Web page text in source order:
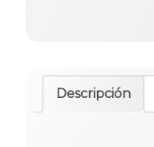
Descripción